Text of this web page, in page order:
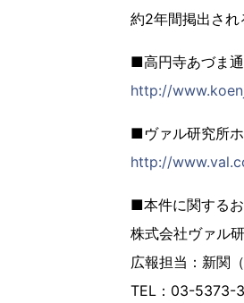
約2年間掲出され
■高円寺あづま
http://
■ヴァル研究所
http://
■本件に関する
株式会社ヴァル
広報担当：新関
TEL：03-5373-